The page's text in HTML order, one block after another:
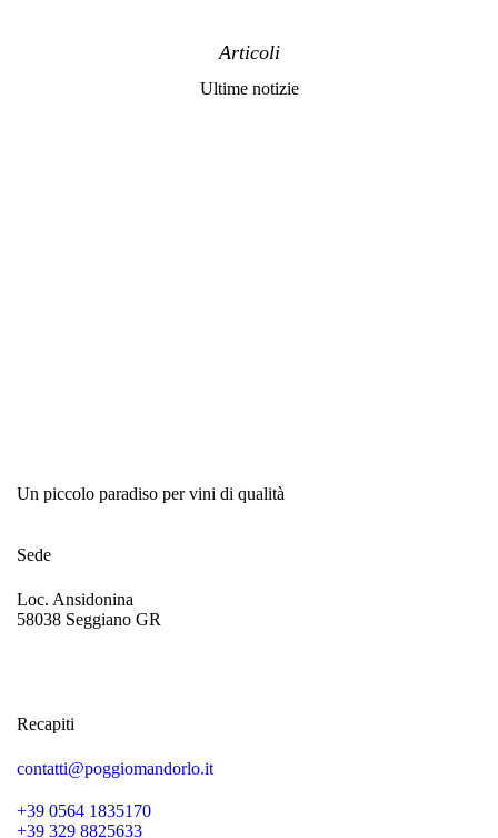
Articoli
Ultime notizie
Un piccolo paradiso per vini di qualità
Sede
Loc. Ansidonina
58038 Seggiano GR
Recapiti
contatti@poggiomandorlo.it
+39 0564 1835170
+39 329 8825633